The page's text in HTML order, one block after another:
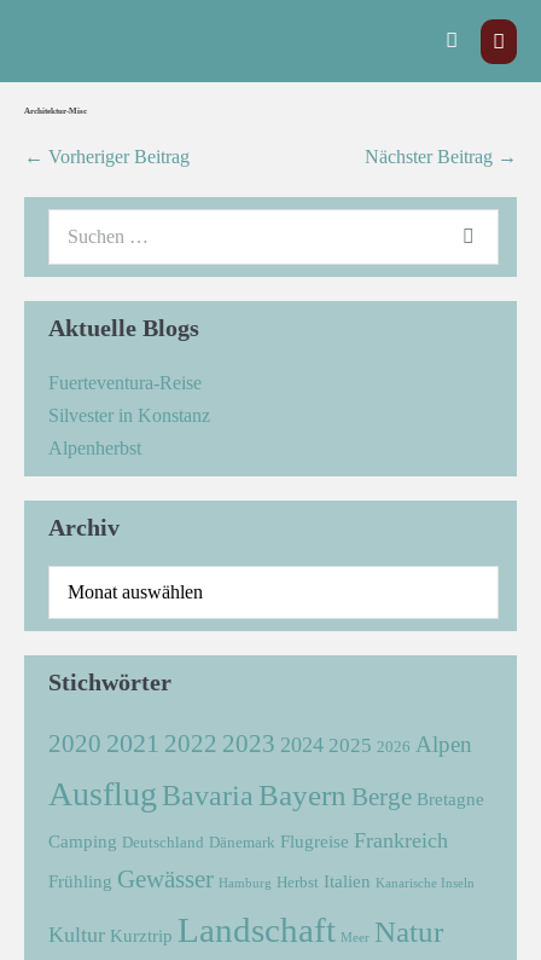
Architektur-Misc
← Vorheriger Beitrag Nächster Beitrag →
Aktuelle Blogs
Fuerteventura-Reise
Silvester in Konstanz
Alpenherbst
Archiv
Stichwörter
2020 2021 2022 2023 2024 2025 2026 Alpen
Ausflug Bavaria Bayern Berge Bretagne
Camping Deutschland Dänemark Flugreise Frankreich
Frühling Gewässer Hamburg Herbst Italien Kanarische Inseln
Kultur Kurztrip Landschaft Meer Natur